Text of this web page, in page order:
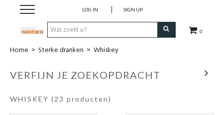
0
LOG IN SIGN UP
Wijnen
Wijnlanden
Home > Sterke dranken > Whiskey
VERFIJN JE ZOEKOPDRACHT
WHISKEY (23 producten)